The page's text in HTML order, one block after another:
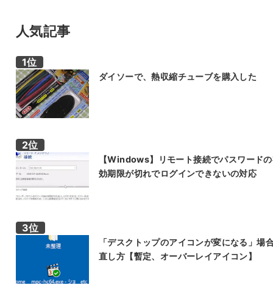
人気記事
ダイソーで、熱収縮チューブを購入した
【Windows】リモート接続でパスワード
効期限が切れでログインできないの対応
「デスクトップのアイコンが変になる」場
直し方【暫定、オーバーレイアイコン】